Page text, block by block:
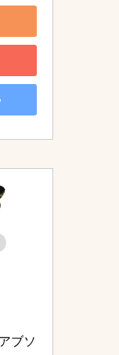
ブソ